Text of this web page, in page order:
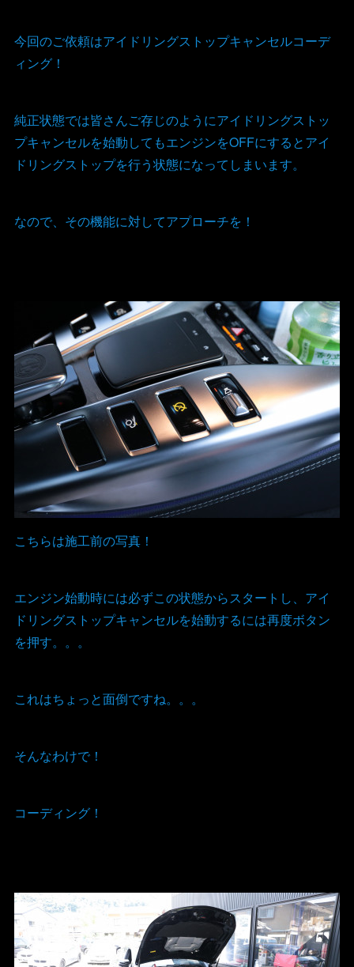
今回のご依頼はアイドリングストップキャンセルコーデ
ィング！
純正状態では皆さんご存じのようにアイドリングストッ
プキャンセルを始動してもエンジンをOFFにするとアイ
ドリングストップを行う状態になってしまいます。
なので、その機能に対してアプローチを！
こちらは施工前の写真！
エンジン始動時には必ずこの状態からスタートし、アイ
ドリングストップキャンセルを始動するには再度ボタン
を押す。。。
これはちょっと面倒ですね。。。
そんなわけで！
コーディング！